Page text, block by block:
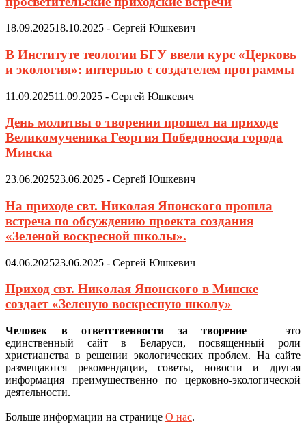
18.09.202518.10.2025 - Сергей Юшкевич
В Институте теологии БГУ ввели курс «Церковь
и экология»: интервью с создателем программы
11.09.202511.09.2025 - Сергей Юшкевич
День молитвы о творении прошел на приходе
Великомученика Георгия Победоносца города
Минска
23.06.202523.06.2025 - Сергей Юшкевич
На приходе свт. Николая Японского прошла
встреча по обсуждению проекта создания
«Зеленой воскресной школы».
04.06.202523.06.2025 - Сергей Юшкевич
Приход свт. Николая Японского в Минске
создает «Зеленую воскресную школу»
Человек в ответственности за творение — это
единственный сайт в Беларуси, посвященный роли
христианства в решении экологических проблем. На сайте
размещаются рекомендации, советы, новости и другая
информация преимущественно по церковно-экологической
деятельности.
Больше информации на странице О нас.